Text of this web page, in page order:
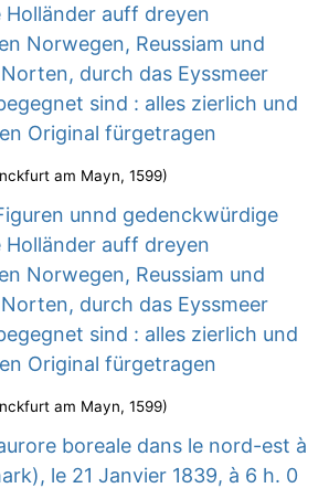
Holländer auff dreyen
Norwegen, Reussiam und
durch das Eyssmeer
sind : alles zierlich und
Original fürgetragen
am Mayn, 1599)
unnd gedenckwürdige
Holländer auff dreyen
Norwegen, Reussiam und
durch das Eyssmeer
sind : alles zierlich und
Original fürgetragen
am Mayn, 1599)
boreale dans le nord-est à
le 21 Janvier 1839, à 6 h. 0